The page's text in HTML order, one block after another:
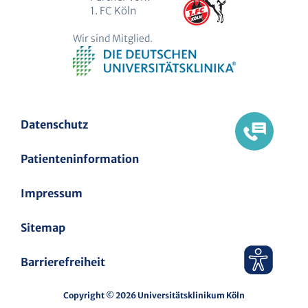
Datenschutz
Patienteninformation
Impressum
Sitemap
Barrierefreiheit
Copyright © 2026 Universitätsklinikum Köln
1. FC Köln
Wir sind Mitglied.